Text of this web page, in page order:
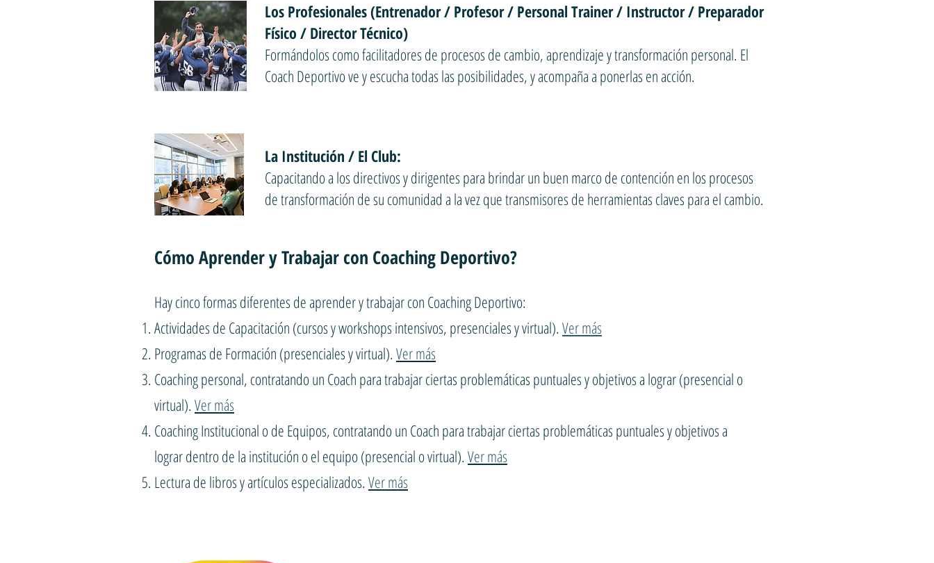
Los Profesionales (Entrenador / Profesor / Personal Trainer / Instructor / Preparador
Físico / Director Técnico)
Formándolos como facilitadores de procesos de cambio, aprendizaje y transformación personal. El
Coach Deportivo ve y escucha todas las posibilidades, y acompaña a ponerlas en acción.
La Institución / El Club:
Capacitando a los directivos y dirigentes para brindar un buen marco de contención en los procesos
de transformación de su comunidad a la vez que transmisores de herramientas claves para el cambio.
Cómo Aprender y Trabajar con Coaching Deportivo?
Hay cinco formas diferentes de aprender y trabajar con Coaching Deportivo:
Actividades de Capacitación (cursos y workshops intensivos, presenciales y virtual). Ver más
Programas de Formación (presenciales y virtual). Ver más
Coaching personal, contratando un Coach para trabajar ciertas problemáticas puntuales y objetivos a lograr (presencial o
virtual). Ver más
Coaching Institucional o de Equipos, contratando un Coach para trabajar ciertas problemáticas puntuales y objetivos a
lograr dentro de la institución o el equipo (presencial o virtual). Ver más
Lectura de libros y artículos especializados. Ver más